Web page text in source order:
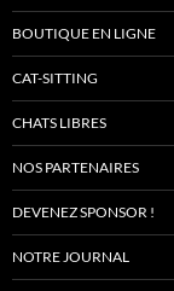
BOUTIQUE EN LIGNE
CAT-SITTING
CHATS LIBRES
NOS PARTENAIRES
DEVENEZ SPONSOR !
NOTRE JOURNAL